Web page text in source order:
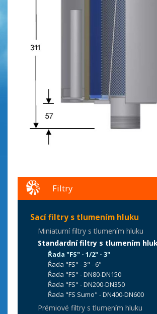
Filtry
Sací filtry s tlumením hluku
Miniaturní filtry s tlumením hluku
Standardní filtry s tlumením
Řada "FS" - 1/2" - 3"
Řada "FS" - 3" - 6"
Řada "FS" - DN80-DN150
Řada "FS" - DN200-DN350
Řada "FS Sumo" - DN400-DN600
Prémiové filtry s tlumením hluku